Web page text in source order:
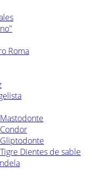
Roma
Dientes de sable